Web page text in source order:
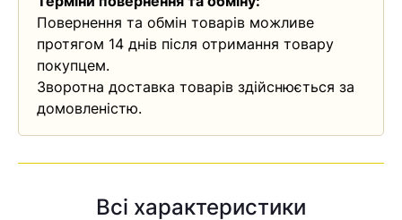
Повернення та обмін товарів можливе
протягом 14 днів після отримання товару
покупцем.
Зворотна доставка товарів здійснюється за
домовленістю.
Всі характеристики